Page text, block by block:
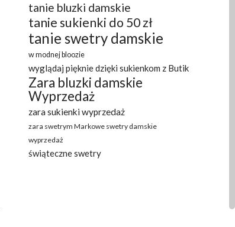
tanie bluzki damskie
tanie sukienki do 50 zł
tanie swetry damskie
w modnej bloozie
wyglądaj pięknie dzięki sukienkom z Butik
Zara bluzki damskie
Wyprzedaż
zara sukienki wyprzedaż
zara swetrym Markowe swetry damskie
wyprzedaż
świąteczne swetry